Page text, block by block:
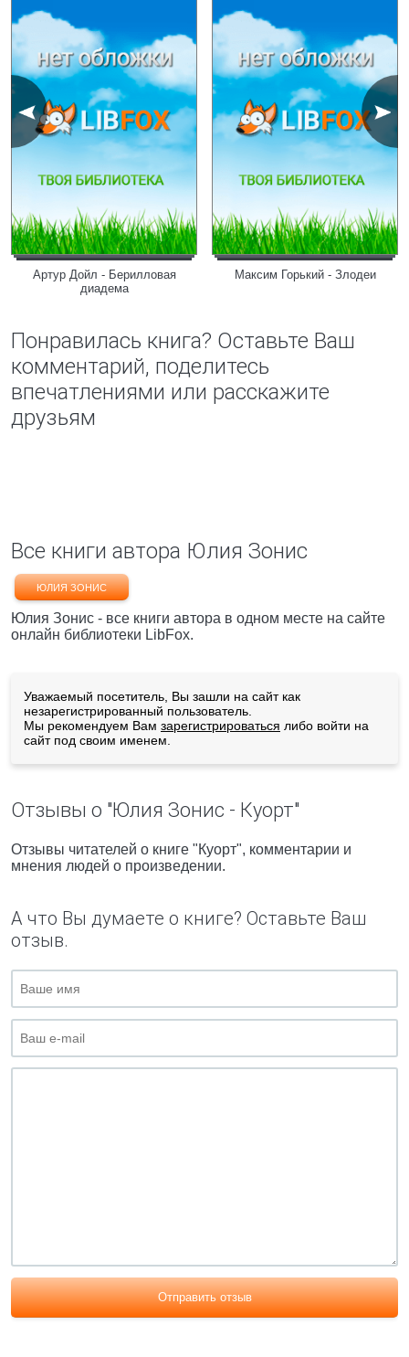
Артур Дойл - Берилловая
диадема
Максим Горький - Злодеи
Понравилась книга? Оставьте Ваш
комментарий, поделитесь
впечатлениями или расскажите
друзьям
Все книги автора Юлия Зонис
ЮЛИЯ ЗОНИС
Юлия Зонис - все книги автора в одном месте на сайте
онлайн библиотеки LibFox.
Уважаемый посетитель, Вы зашли на сайт как
незарегистрированный пользователь.
Мы рекомендуем Вам зарегистрироваться либо войти на
сайт под своим именем.
Отзывы о "Юлия Зонис - Куорт"
Отзывы читателей о книге "Куорт", комментарии и
мнения людей о произведении.
А что Вы думаете о книге? Оставьте Ваш
отзыв.
Отправить отзыв